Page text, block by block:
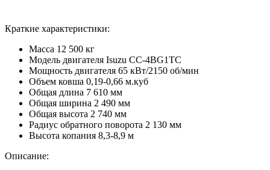
Краткие характеристики:
Масса 12 500 кг
Модель двигателя Isuzu CC-4BG1TC
Мощность двигателя 65 кВт/2150 об/мин
Объем ковша 0,19-0,66 м.куб
Общая длина 7 610 мм
Общая ширина 2 490 мм
Общая высота 2 740 мм
Радиус обратного поворота 2 130 мм
Высота копания 8,3-8,9 м
Описание: